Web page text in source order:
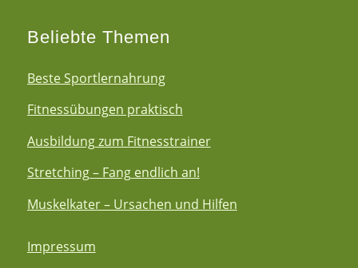
Beliebte Themen
Beste Sportlernahrung
Fitnessübungen praktisch
Ausbildung zum Fitnesstrainer
Stretching – Fang endlich an!
Muskelkater – Ursachen und Hilfen
Impressum